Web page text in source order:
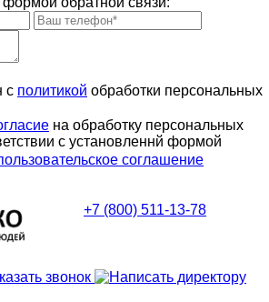
с политикой обработки персональных
на обработку персональных
с установленнй формой
соглашение
+7 (800) 511-13-78
звонок